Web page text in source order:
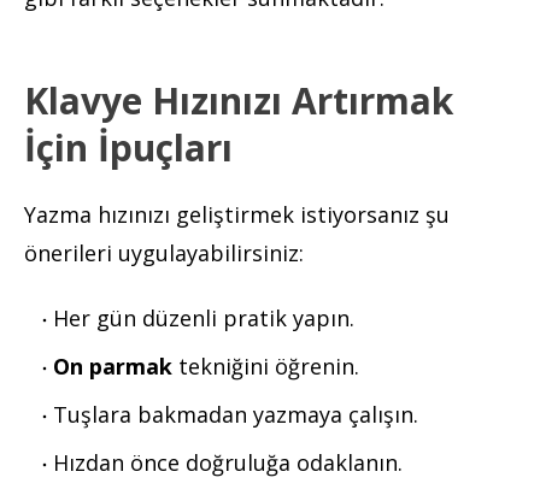
Klavye Hızınızı Artırmak
İçin İpuçları
Yazma hızınızı geliştirmek istiyorsanız şu
önerileri uygulayabilirsiniz:
Her gün düzenli pratik yapın.
On parmak tekniğini öğrenin.
Tuşlara bakmadan yazmaya çalışın.
Hızdan önce doğruluğa odaklanın.